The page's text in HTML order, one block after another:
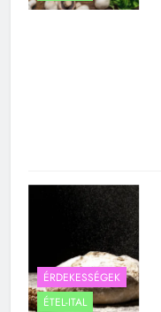
ÉRDEKESSÉGEK
ÉTEL-ITAL